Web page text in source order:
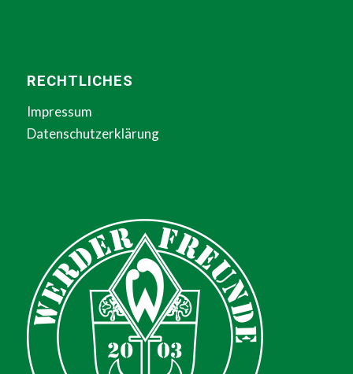
RECHTLICHES
Impressum
Datenschutzerklärung